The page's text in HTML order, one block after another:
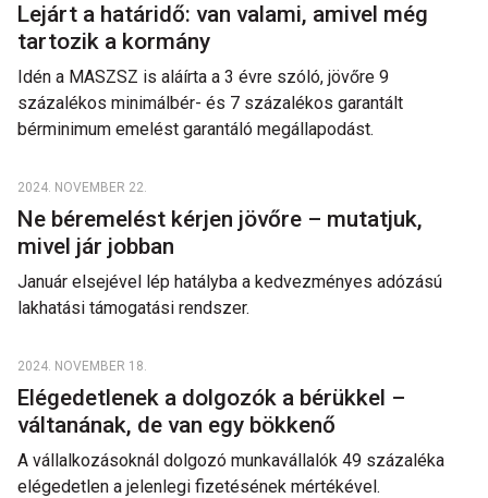
Lejárt a határidő: van valami, amivel még
tartozik a kormány
Idén a MASZSZ is aláírta a 3 évre szóló, jövőre 9
százalékos minimálbér- és 7 százalékos garantált
bérminimum emelést garantáló megállapodást.
2024. NOVEMBER 22.
Ne béremelést kérjen jövőre – mutatjuk,
mivel jár jobban
Január elsejével lép hatályba a kedvezményes adózású
lakhatási támogatási rendszer.
2024. NOVEMBER 18.
Elégedetlenek a dolgozók a bérükkel –
váltanának, de van egy bökkenő
A vállalkozásoknál dolgozó munkavállalók 49 százaléka
elégedetlen a jelenlegi fizetésének mértékével.